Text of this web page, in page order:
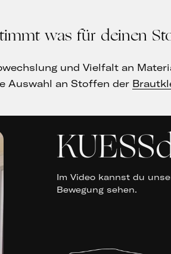
was für deinen
und Vielfalt an
Auswahl an Stoffen der
Im Video kannst du
Bewegung sehen.